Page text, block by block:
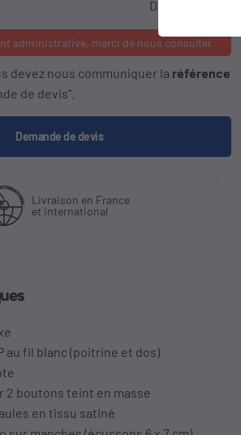
DMB-1560-XXS
administrative, merci de nous consulter
devez nous communiquer la référence
de devis".
Demande de devis
Livraison en France
et international
au fil blanc (poitrine et dos)
2 boutons teint en masse
en tissu satiné